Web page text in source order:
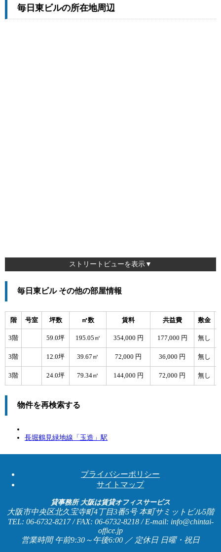
毎日東ビルの所在地周辺
ストリートビューを表示▼
毎日東ビル その他の部屋情報
階 号室 坪数 ㎡数 賃料 共益費 敷金
3階 59.0坪 195.05㎡ 354,000 円 177,000 円 無し
3階 12.0坪 39.67㎡ 72,000 円 36,000 円 無し
3階 24.0坪 79.34㎡ 144,000 円 72,000 円 無し
物件を再検索する
長堀鶴見緑地線「 玉造 」駅
プライバシーポリシー
サイトマップ
貸事務所 大阪は賃貸オフィスサービス
大阪市中央区北久宝寺町4丁目3番5号 本町サミットビル5階
TEL: 06-6732-8217 / FAX: 06-6732-8218 / E-mail: info@chintai-
office.jp
営業時間 午前9:30～午後6:00 ／ 定休日 日曜・祝日